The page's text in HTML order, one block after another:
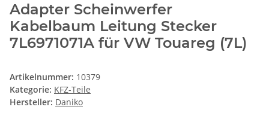
Adapter Scheinwerfer
Kabelbaum Leitung Stecker
7L6971071A für VW Touareg (7L)
Artikelnummer: 10379
Kategorie: KFZ-Teile
Hersteller: Daniko